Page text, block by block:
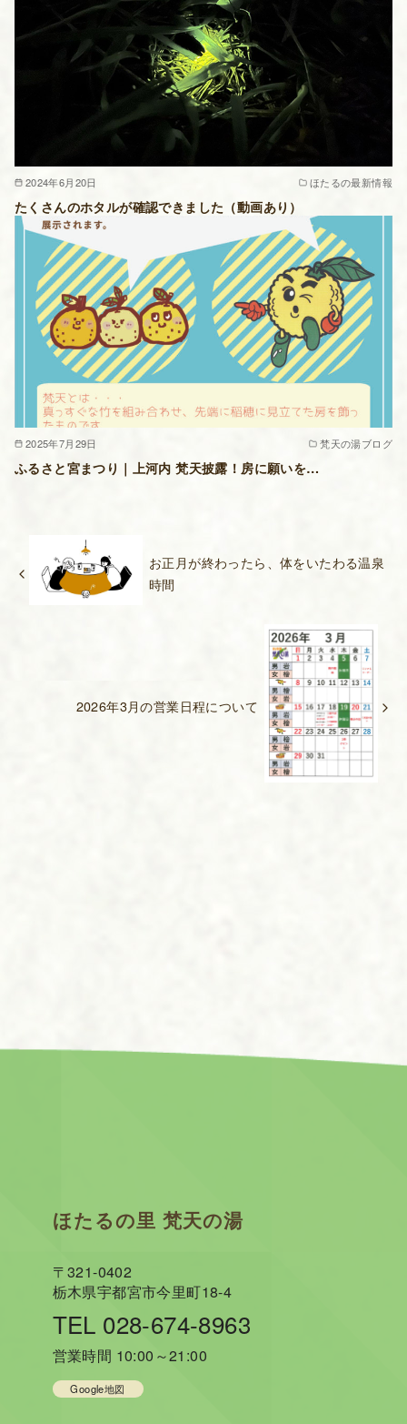
2024年6月20日 ほたるの最新情報
たくさんのホタルが確認できました（動画あり）
2025年7月29日 梵天の湯ブログ
ふるさと宮まつり｜上河内 梵天披露！房に願いを…
お正月が終わったら、体をいたわる温泉
時間
2026年3月の営業日程について
ほたるの里 梵天の湯
〒321-0402
栃木県宇都宮市今里町18-4
TEL 028-674-8963
営業時間 10:00～21:00
Google地図